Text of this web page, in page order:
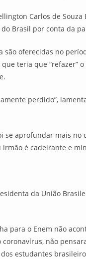
Carlos de
Brasil por conta da
são oferecidas no
teria que “refazer”
perdido”,
se aprofundar mais no
é cadeirante e
da União
para o Enem não
não
estudantes